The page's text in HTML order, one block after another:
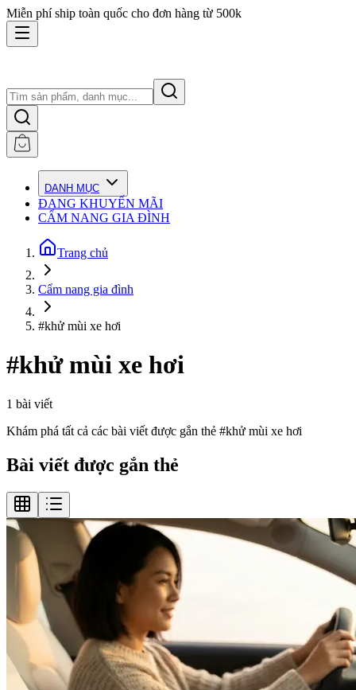
Miễn phí ship toàn quốc cho đơn hàng từ 500k
DANH MỤC
ĐANG KHUYẾN MÃI
CẨM NANG GIA ĐÌNH
Trang chủ
Cẩm nang gia đình
#khử mùi xe hơi
#khử mùi xe hơi
1 bài viết
Khám phá tất cả các bài viết được gắn thẻ #khử mùi xe hơi
Bài viết được gắn thẻ